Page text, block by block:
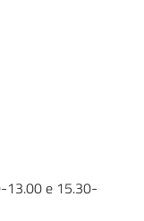
13.00 e 15.30-